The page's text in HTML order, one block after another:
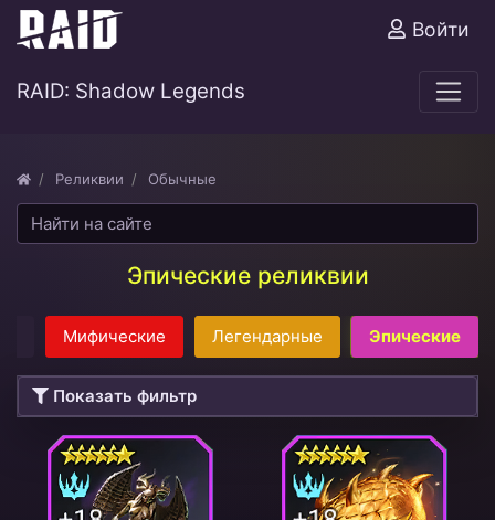
Войти
RAID: Shadow Legends
Реликвии Обычные
Эпические реликвии
Мифические Легендарные Эпические
Показать фильтр